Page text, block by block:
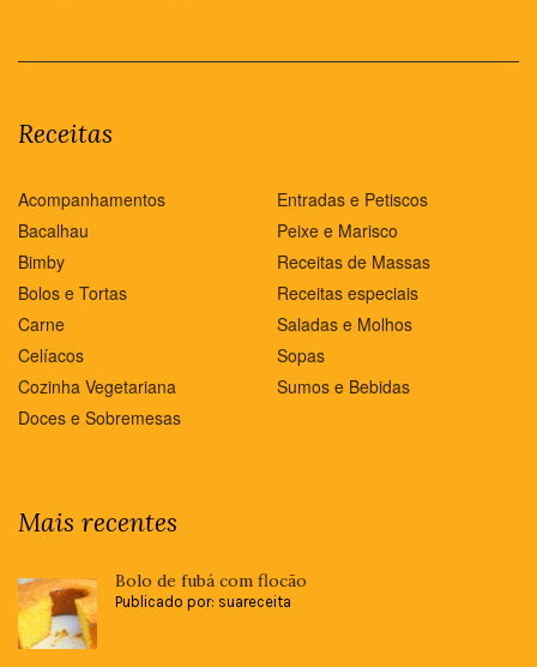
Receitas
Acompanhamentos
Bacalhau
Bimby
Bolos e Tortas
Carne
Celíacos
Cozinha Vegetariana
Doces e Sobremesas
Entradas e Petiscos
Peixe e Marisco
Receitas de Massas
Receitas especiais
Saladas e Molhos
Sopas
Sumos e Bebidas
Mais recentes
Bolo de fubá com flocão
Publicado por: suareceita